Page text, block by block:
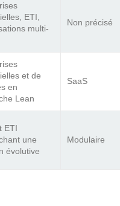
ETI,
multi-
Non précisé
et de
en
Lean
SaaS
ETI
une
évolutive
Modulaire